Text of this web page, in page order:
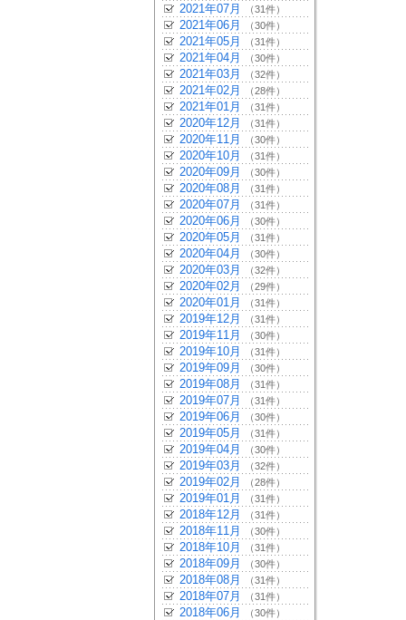
2021年07月 （31件）
2021年06月 （30件）
2021年05月 （31件）
2021年04月 （30件）
2021年03月 （32件）
2021年02月 （28件）
2021年01月 （31件）
2020年12月 （31件）
2020年11月 （30件）
2020年10月 （31件）
2020年09月 （30件）
2020年08月 （31件）
2020年07月 （31件）
2020年06月 （30件）
2020年05月 （31件）
2020年04月 （30件）
2020年03月 （32件）
2020年02月 （29件）
2020年01月 （31件）
2019年12月 （31件）
2019年11月 （30件）
2019年10月 （31件）
2019年09月 （30件）
2019年08月 （31件）
2019年07月 （31件）
2019年06月 （30件）
2019年05月 （31件）
2019年04月 （30件）
2019年03月 （32件）
2019年02月 （28件）
2019年01月 （31件）
2018年12月 （31件）
2018年11月 （30件）
2018年10月 （31件）
2018年09月 （30件）
2018年08月 （31件）
2018年07月 （31件）
2018年06月 （30件）